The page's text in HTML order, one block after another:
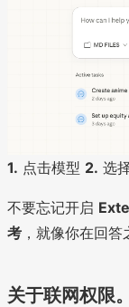
1. 点击模型 2. 选
不要忘记开启
考 ，就像你在回
关于联网权限。